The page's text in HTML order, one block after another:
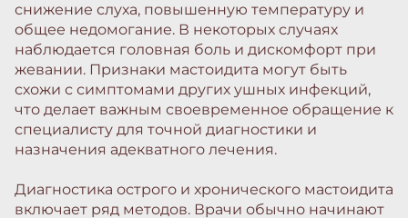
снижение слуха, повышенную температуру и
общее недомогание. В некоторых случаях
наблюдается головная боль и дискомфорт при
жевании. Признаки мастоидита могут быть
схожи с симптомами других ушных инфекций,
что делает важным своевременное обращение к
специалисту для точной диагностики и
назначения адекватного лечения.
Диагностика острого и хронического мастоидита
включает ряд методов. Врачи обычно начинают